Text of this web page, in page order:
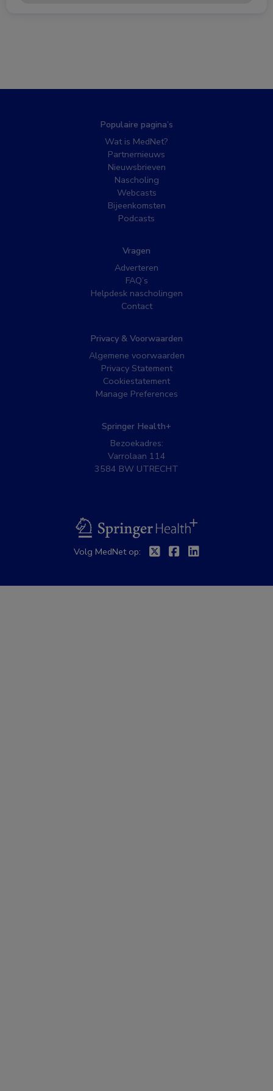
Populaire pagina’s
Wat is MedNet?
Partnernieuws
Nieuwsbrieven
Nascholing
Webcasts
Bijeenkomsten
Podcasts
Vragen
Adverteren
FAQ’s
Helpdesk nascholingen
Contact
Privacy & Voorwaarden
Algemene voorwaarden
Privacy Statement
Cookiestatement
Manage Preferences
Springer Health+
Bezoekadres:
Varrolaan 114
3584 BW UTRECHT
BSL
Volg MedNet op: TwitterFacebook
Linkedin